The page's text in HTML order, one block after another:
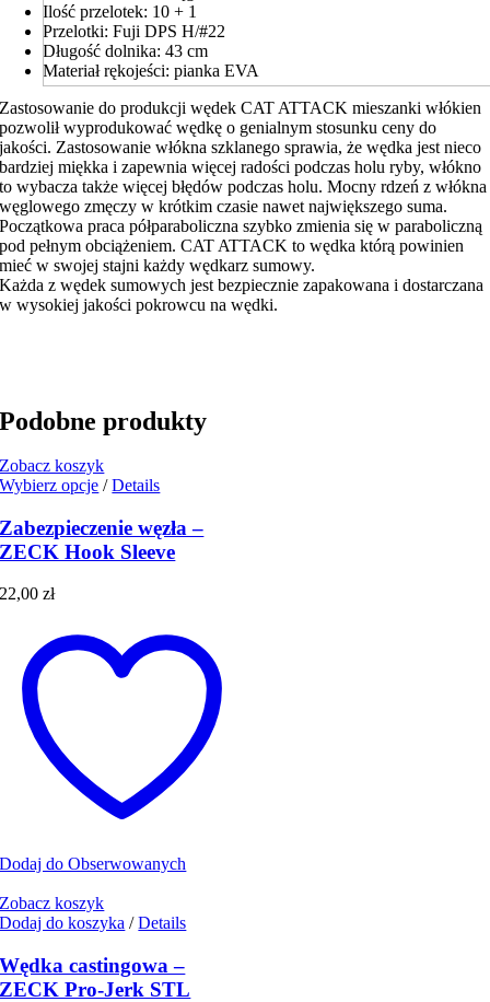
Ilość przelotek: 10 + 1
Przelotki: Fuji DPS H/#22
Długość dolnika: 43 cm
Materiał rękojeści: pianka EVA
Zastosowanie do produkcji wędek CAT ATTACK mieszanki włókien
pozwolił wyprodukować wędkę o genialnym stosunku ceny do
jakości. Zastosowanie włókna szklanego sprawia, że wędka jest nieco
bardziej miękka i zapewnia więcej radości podczas holu ryby, włókno
to wybacza także więcej błędów podczas holu. Mocny rdzeń z włókna
węglowego zmęczy w krótkim czasie nawet największego suma.
Początkowa praca półparaboliczna szybko zmienia się w paraboliczną
pod pełnym obciążeniem. CAT ATTACK to wędka którą powinien
mieć w swojej stajni każdy wędkarz sumowy.
Każda z wędek sumowych jest bezpiecznie zapakowana i dostarczana
w wysokiej jakości pokrowcu na wędki.
Podobne produkty
Zobacz koszyk
Wybierz opcje Ten
ma
wiele
wariantów.
na
stronie
produktu
/ Details
Zabezpieczenie węzła –
ZECK Hook Sleeve
22,00zł
Dodaj do Obserwowanych
Zobacz koszyk
Dodaj do koszyka / Details
Wędka castingowa –
ZECK Pro-Jerk STL